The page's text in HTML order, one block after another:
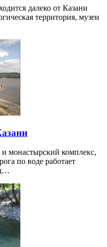
далеко от Казани
территория, музеи
монастырский комплекс,
по воде работает